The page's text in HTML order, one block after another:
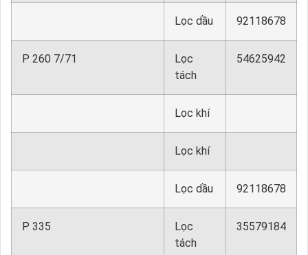
Lọc dầu 92118678
P 260 7/71
Lọc
tách
54625942
Lọc khí
Lọc khí
Lọc dầu 92118678
P 335
Lọc
tách
35579184